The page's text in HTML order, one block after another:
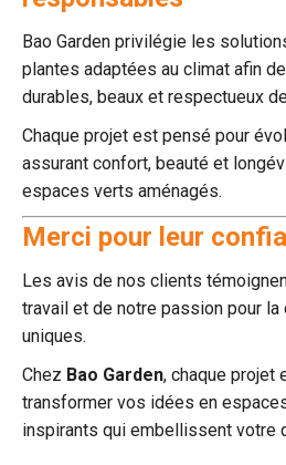
Bao Garden privilégie les
plantes adaptées au climat afin
durables, beaux et respectueux
Chaque projet est pensé pour
assurant confort, beauté et
espaces verts aménagés.
Merci pour leur
Les avis de nos clients
travail et de notre passion pour la
uniques.
Chez Bao Garden, chaque projet
transformer vos idées en
inspirants qui embellissent votre